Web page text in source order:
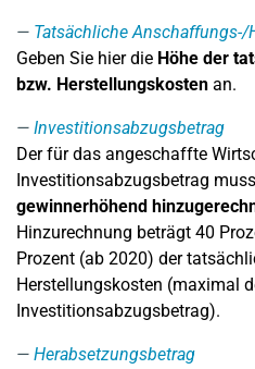
Tatsächliche
Geben Sie hier die Höhe der
bzw. Herstellungskosten an.
Investitionsabzugsbetrag
Der für das angeschaffte
Investitionsabzugsbetrag
gewinnerhöhend
Hinzurechnung beträgt 40
Prozent (ab 2020) der
Herstellungskosten (maximal
Investitionsabzugsbetrag).
Herabsetzungsbetrag